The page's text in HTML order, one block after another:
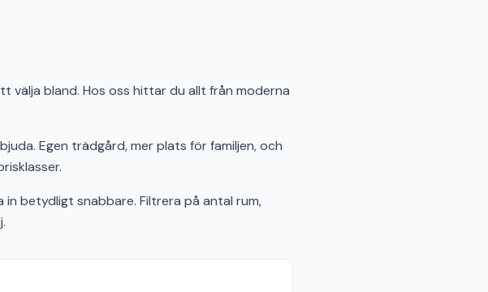
välja bland. Hos oss hittar du allt från moderna
Egen trädgård, mer plats för familjen, och
betydligt snabbare. Filtrera på antal rum,